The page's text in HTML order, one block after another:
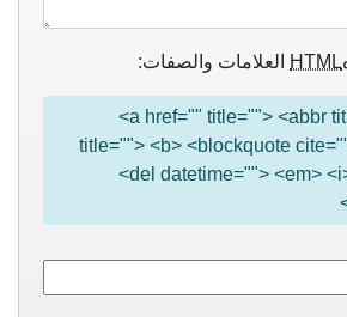
HTML العلامات والصفات:
<a href="" title=""> <abbr
title=""> <b> <blockquote
<del datetime=""> <em>